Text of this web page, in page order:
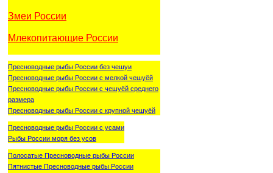
Змеи России
Млекопитающие России
Пресноводные рыбы России без чешуи
Пресноводные рыбы России с мелкой чешуёй
Пресноводные рыбы России с чешуёй среднего
размера
Пресноводные рыбы России с крупной чешуёй
Пресноводные рыбы России с усами
Рыбы России моря без усов
Полосатые Пресноводные рыбы России
Пятнистые Пресноводные рыбы России